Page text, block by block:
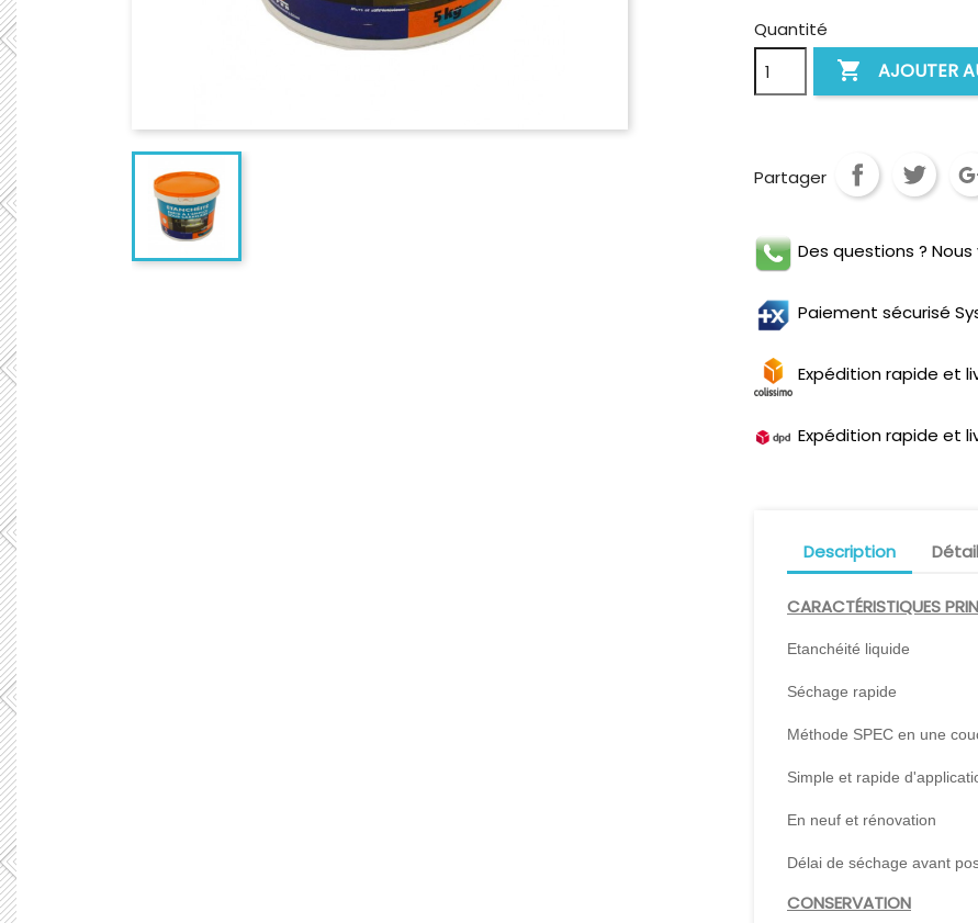
Quantité
 AJOUTER
Partager
Des questions ? Nous
Paiement sécurisé
Expédition rapide et
Expédition rapide et
Description
CARACTÉRISTIQUES
Etanchéité liquide
Séchage rapide
Méthode SPEC en une
Simple et rapide
En neuf et rénovation
Délai de séchage avant
CONSERVATION